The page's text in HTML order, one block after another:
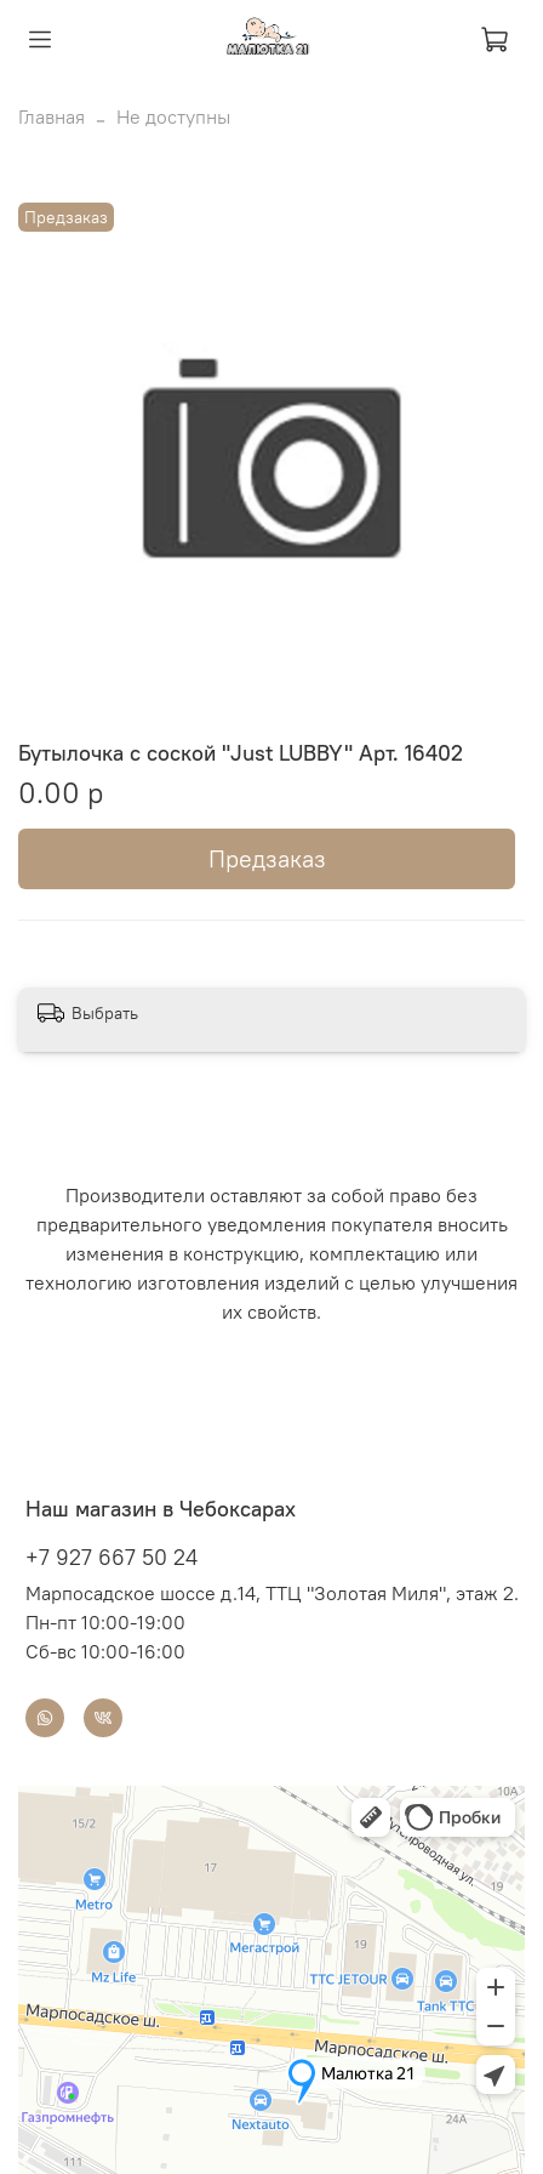
Главная Не доступны
Предзаказ
Бутылочка с соской "Just LUBBY" Арт. 16402
0.00 р
Предзаказ
Выбрать
Производители оставляют за собой право без
предварительного уведомления покупателя вносить
изменения в конструкцию, комплектацию или
технологию изготовления изделий с целью улучшения
их свойств.
Наш магазин в Чебоксарах
+7 927 667 50 24
Марпосадское шоссе д.14, ТТЦ "Золотая Миля", этаж 2.
Пн-пт 10:00-19:00
Сб-вс 10:00-16:00